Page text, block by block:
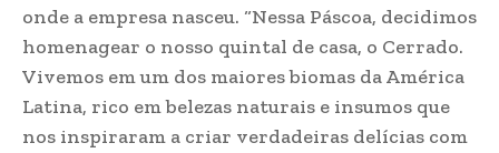
onde a empresa nasceu. “Nessa Páscoa, decidimos
homenagear o nosso quintal de casa, o Cerrado.
Vivemos em um dos maiores biomas da América
Latina, rico em belezas naturais e insumos que
nos inspiraram a criar verdadeiras delícias com